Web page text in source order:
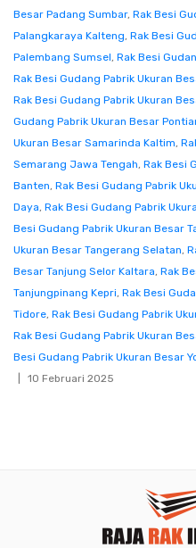
Besar Padang Sumbar, Rak Besi
Palangkaraya Kalteng, Rak Besi
Palembang Sumsel, Rak Besi
Rak Besi Gudang Pabrik Ukuran
Rak Besi Gudang Pabrik Ukuran
Gudang Pabrik Ukuran Besar
Ukuran Besar Samarinda Kaltim,
Semarang Jawa Tengah, Rak Besi
Banten, Rak Besi Gudang Pabrik
Daya, Rak Besi Gudang Pabrik
Besi Gudang Pabrik Ukuran Besar
Ukuran Besar Tangerang Selatan,
Besar Tanjung Selor Kaltara, Rak
Tanjungpinang Kepri, Rak Besi
Tidore, Rak Besi Gudang Pabrik
Rak Besi Gudang Pabrik Ukuran
Besi Gudang Pabrik Ukuran Besar
10 Februari 2025